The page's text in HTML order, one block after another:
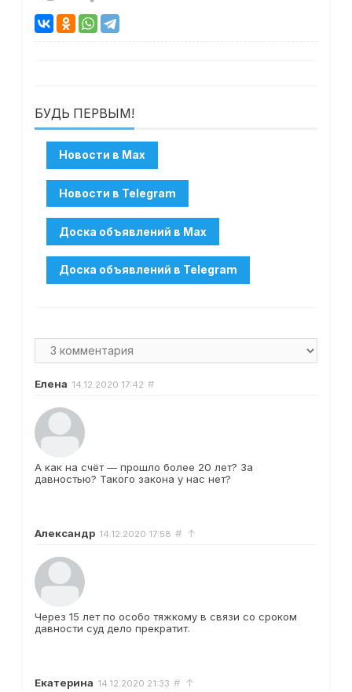
БУДЬ ПЕРВЫМ!
Елена 14.12.2020 17:42 #
А как на счёт — прошло более 20 лет? За
давностью? Такого закона у нас нет?
Александр 14.12.2020 17:58 # ↑
Через 15 лет по особо тяжкому в связи со сроком
давности суд дело прекратит.
Екатерина 14.12.2020 21:33 # ↑